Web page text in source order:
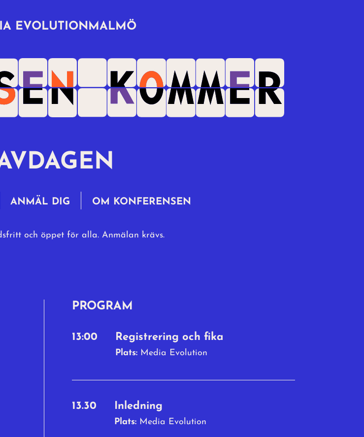
EVOLUTIONMALMÖ
ANMÄL DIG OM KONFERENSEN
och öppet för alla. Anmälan krävs.
PROGRAM
13:00 Registrering och fika
Plats: Media Evolution
13.30 Inledning
Plats: Media Evolution